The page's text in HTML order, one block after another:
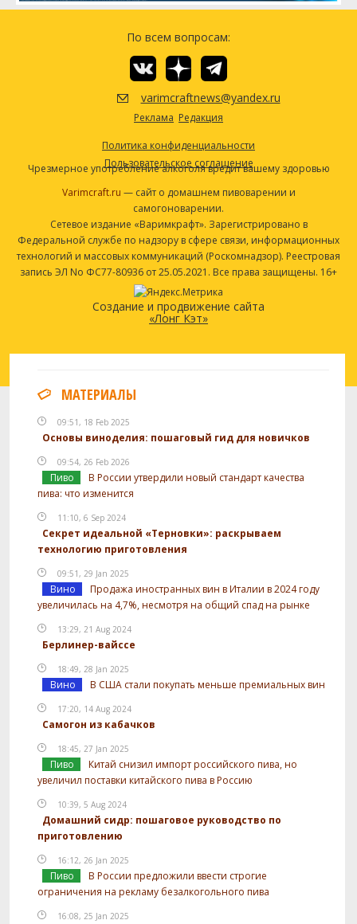
По всем вопросам:
varimcraftnews@yandex.ru
Реклама Редакция
Политика конфиденциальности
Пользовательское соглашение
Чрезмерное употребление алкоголя вредит вашему здоровью
Varimcraft.ru — сайт о домашнем пивоварении и
самогоноварении.
Сетевое издание «Варимкрафт». Зарегистрировано в
Федеральной службе по надзору в сфере связи, информационных
технологий и массовых коммуникаций (Роскомнадзор). Реестровая
запись ЭЛ No ФС77-80936 от 25.05.2021. Все права защищены. 16+
Создание и продвижение сайта
«Лонг Кэт»
МАТЕРИАЛЫ
09:51, 18 Feb 2025
Основы виноделия: пошаговый гид для новичков
09:54, 26 Feb 2026
Пиво
В России утвердили новый стандарт качества
пива: что изменится
11:10, 6 Sep 2024
Секрет идеальной «Терновки»: раскрываем
технологию приготовления
09:51, 29 Jan 2025
Вино
Продажа иностранных вин в Италии в 2024 году
увеличилась на 4,7%, несмотря на общий спад на рынке
13:29, 21 Aug 2024
Берлинер-вайссе
18:49, 28 Jan 2025
Вино В США стали покупать меньше премиальных вин
17:20, 14 Aug 2024
Самогон из кабачков
18:45, 27 Jan 2025
Пиво
Китай снизил импорт российского пива, но
увеличил поставки китайского пива в Россию
10:39, 5 Aug 2024
Домашний сидр: пошаговое руководство по
приготовлению
16:12, 26 Jan 2025
Пиво
В России предложили ввести строгие
ограничения на рекламу безалкогольного пива
16:08, 25 Jan 2025